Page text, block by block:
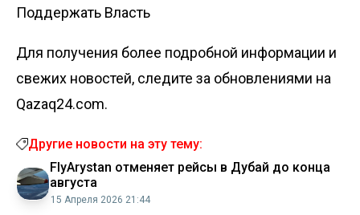
Поддержать Власть
Для получения более подробной информации и
свежих новостей, следите за обновлениями на
Qazaq24.com.
Другие новости на эту тему:
FlyArystan отменяет рейсы в Дубай до конца
августа
15 Апреля 2026 21:44